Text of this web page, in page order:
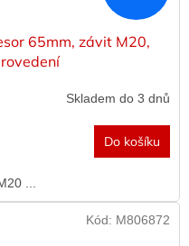
65mm, závit M20,
Skladem do 3 dnů
Do košíku
...
Kód: M806872